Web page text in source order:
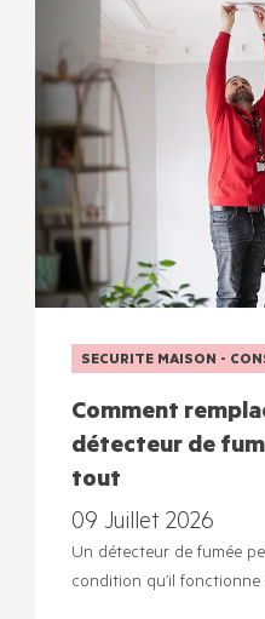
SECURITE MAISON -
Comment
détecteur de
tout
09 Juillet 2026
Un détecteur de fumée
condition qu’il